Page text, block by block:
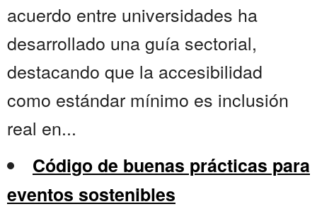
acuerdo entre universidades ha
desarrollado una guía sectorial,
destacando que la accesibilidad
como estándar mínimo es inclusión
real en...
Código de buenas prácticas para
eventos sostenibles